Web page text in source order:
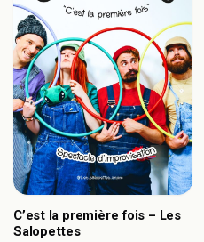
C’est la première fois – Les
Salopettes